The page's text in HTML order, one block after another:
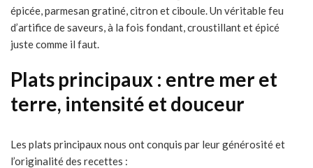
épicée, parmesan gratiné, citron et ciboule. Un véritable feu
d’artifice de saveurs, à la fois fondant, croustillant et épicé
juste comme il faut.
Plats principaux : entre mer et
terre, intensité et douceur
Les plats principaux nous ont conquis par leur générosité et
l’originalité des recettes :